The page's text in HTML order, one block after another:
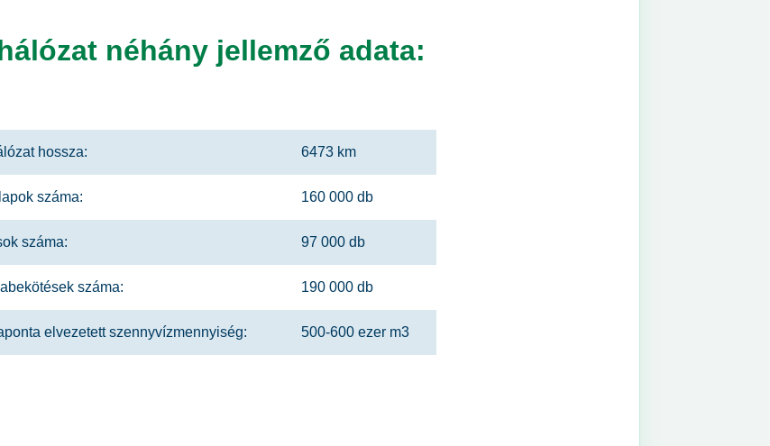
néhány jellemző adata:
hossza: 6473 km
száma: 160 000 db
száma: 97 000 db
száma: 190 000 db
elvezetett szennyvízmennyiség: 500-600 ezer m3